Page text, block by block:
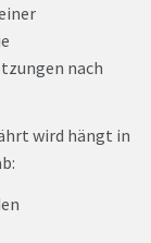
nach
wird hängt in